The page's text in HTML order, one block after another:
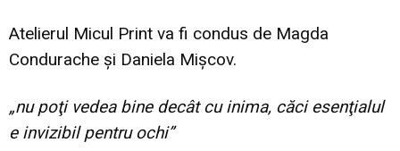
Atelierul Micul Print va fi condus de Magda
Condurache şi Daniela Mişcov.
„nu poţi vedea bine decât cu inima, căci esenţialul
e invizibil pentru ochi”